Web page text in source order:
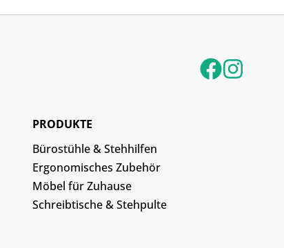
PRODUKTE
Bürostühle & Stehhilfen
Ergonomisches Zubehör
Möbel für Zuhause
Schreibtische & Stehpulte